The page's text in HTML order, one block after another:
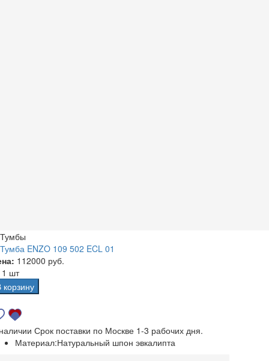
Тумбы
Тумба ENZO 109 502 ECL 01
112000 руб.
1 шт
корзину
Срок поставки по Москве 1-3 рабочих дня.
Материал:Натуральный шпон эвкалипта